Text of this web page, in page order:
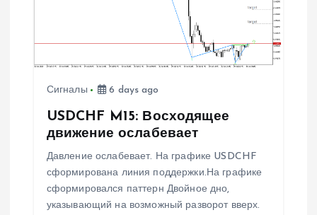
а
Сигналы 6 days ago
USDCHF M15: Восходящее
движение ослабевает
Давление ослабевает. На графике USDCHF
сформирована линия поддержки.На графике
сформировался паттерн Двойное дно,
указывающий на возможный разворот вверх.